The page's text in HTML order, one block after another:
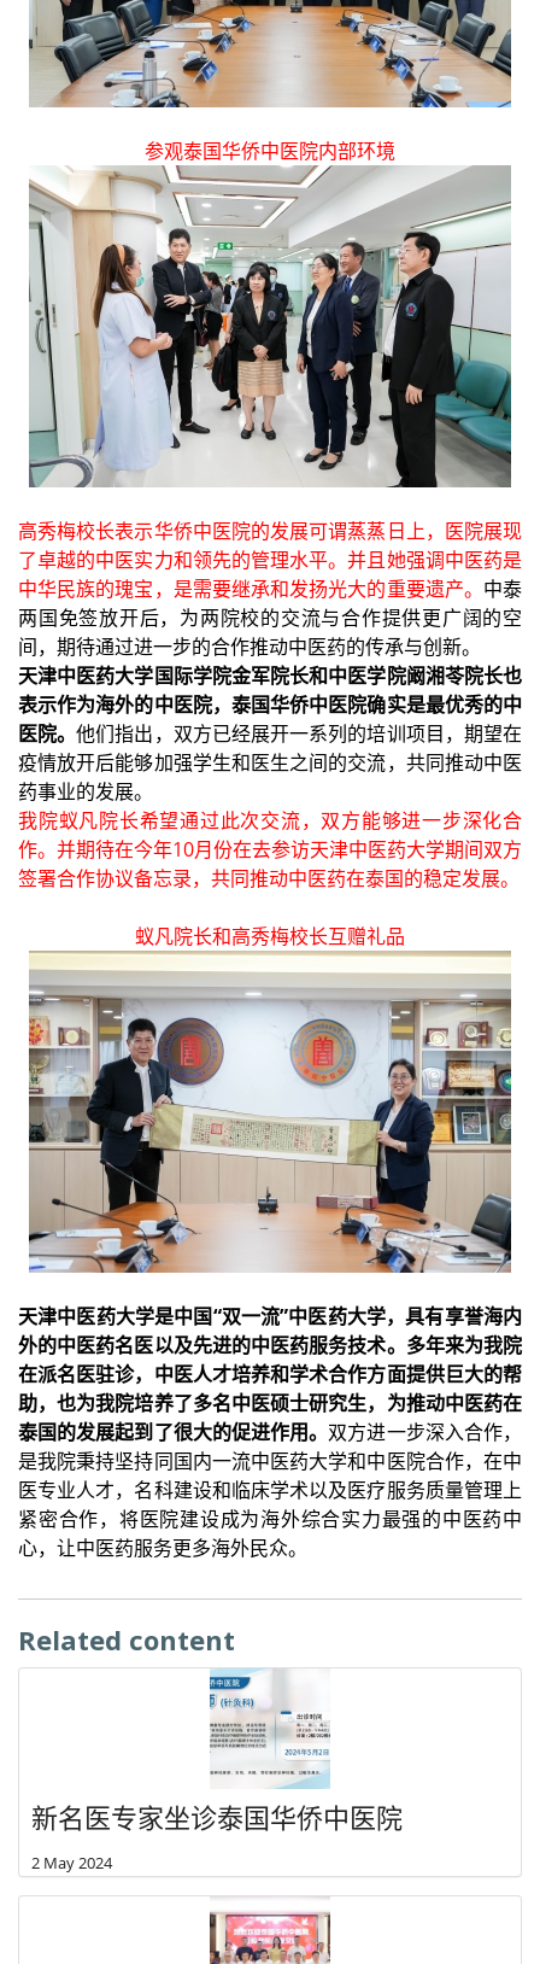
参观泰国华侨中医院内部环境
高秀梅校长表示华侨中医院的发展可谓蒸蒸日上，医院展现
了卓越的中医实力和领先的管理水平。并且她强调中医药是
中华民族的瑰宝，是需要继承和发扬光大的重要遗产。 中泰
两国免签放开后，为两院校的交流与合作提供更广阔的空
间，期待通过进一步的合作推动中医药的传承与创新。
天津中医药大学国际学院金军院长和中医学院阚湘苓院长也
表示作为海外的中医院，泰国华侨中医院确实是最优秀的中
医院。他们指出，双方已经展开一系列的培训项目，期望在
疫情放开后能够加强学生和医生之间的交流，共同推动中医
药事业的发展。
我院蚁凡院长希望通过此次交流，双方能够进一步深化合
作。并期待在今年10月份在去参访天津中医药大学期间双方
签署合作协议备忘录，共同推动中医药在泰国的稳定发展。
蚁凡院长和高秀梅校长互赠礼品
天津中医药大学是中国“双一流”中医药大学，具有享誉海内
外的中医药名医以及先进的中医药服务技术。多年来为我院
在派名医驻诊，中医人才培养和学术合作方面提供巨大的帮
助，也为我院培养了多名中医硕士研究生，为推动中医药在
泰国的发展起到了很大的促进作用。 双方进一步深入合作，
是我院秉持坚持同国内一流中医药大学和中医院合作，在中
医专业人才，名科建设和临床学术以及医疗服务质量管理上
紧密合作，将医院建设成为海外综合实力最强的中医药中
心，让中医药服务更多海外民众。
Related content
新名医专家坐诊泰国华侨中医院
2 May 2024